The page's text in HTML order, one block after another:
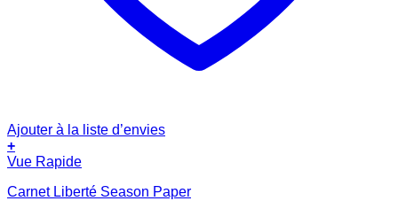
Ajouter à la liste d’envies
+
Vue Rapide
Carnet Liberté Season Paper